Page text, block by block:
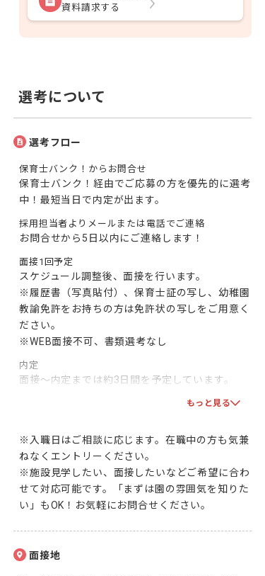
資料請求する
選考について
選考フロー
保育士バンク！からお問合せ
保育士バンク！経由でご応募の方を優先的に選考
中！最短当日で内定が出ます。
採用担当者よりメールまたは電話でご連絡
お問合せから5日以内にご連絡します！
面接1回予定
スケジュール調整後、面接を行います。
※履歴書（写真貼付）、保育士証の写し、幼稚園
教諭免許をお持ちの方は免許状の写しをご用意く
ださい。
※WEB面接不可、書類選考なし
内定
面接～内定までは約3日間を予定しています。
もっと見る
※入職日はご相談に応じます。在職中の方も気兼
ねなくエントリーください。
※施設見学したい、面接したいなどご希望に合わ
せて対応可能です。「まずは園の雰囲気を知りた
い」もOK！お気軽にお問合せください。
面接地